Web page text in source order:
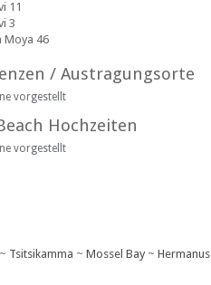
11
3
Moya 46
/ Austragungsorte
vorgestellt
Hochzeiten
vorgestellt
~ Tsitsikamma ~ Mossel Bay~ Hermanus